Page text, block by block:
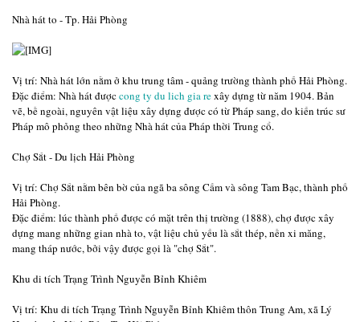
Nhà hát to - Tp. Hải Phòng
Vị trí: Nhà hát lớn nằm ở khu trung tâm - quảng trường thành phố Hải Phòng.
Ðặc điểm: Nhà hát đượccong ty du lich gia rexây dựng từ năm 1904. Bản
vẽ, bề ngoài, nguyên vật liệu xây dựng được có từ Pháp sang, do kiến trúc sư
Pháp mô phỏng theo những Nhà hát của Pháp thời Trung cổ.
Chợ Sắt - Du lịch Hải Phòng
Vị trí: Chợ Sắt nằm bên bờ của ngã ba sông Cấm và sông Tam Bạc, thành phố
Hải Phòng.
Ðặc điểm: lúc thành phố được có mặt trên thị trường (1888), chợ được xây
dựng mang những gian nhà to, vật liệu chủ yếu là sắt thép, nền xi măng,
mang tháp nước, bởi vậy được gọi là "chợ Sắt".
Khu di tích Trạng Trình Nguyễn Bỉnh Khiêm
Vị trí: Khu di tích Trạng Trình Nguyễn Bỉnh Khiêm thôn Trung Am, xã Lý